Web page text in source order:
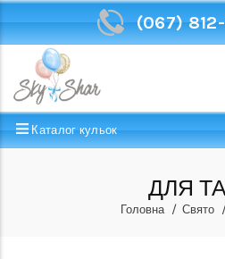
(067)
Каталог кульок
ДЛЯ
Головна Свято